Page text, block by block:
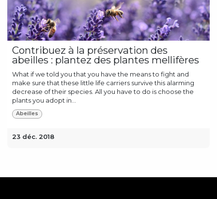
Contribuez à la préservation des
abeilles : plantez des plantes mellifères
What if we told you that you have the means to fight and
make sure that these little life carriers survive this alarming
decrease of their species. All you have to do is choose the
plants you adopt in...
Abeilles
23 déc. 2018